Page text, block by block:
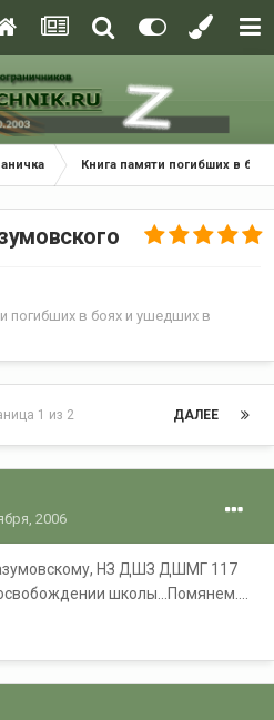
Книга памяти погибших в
погибших в боях и ушедших в
ДАЛЕЕ
1 из 2
2006
НЗ ДШЗ ДШМГ 117
школы...Помянем....